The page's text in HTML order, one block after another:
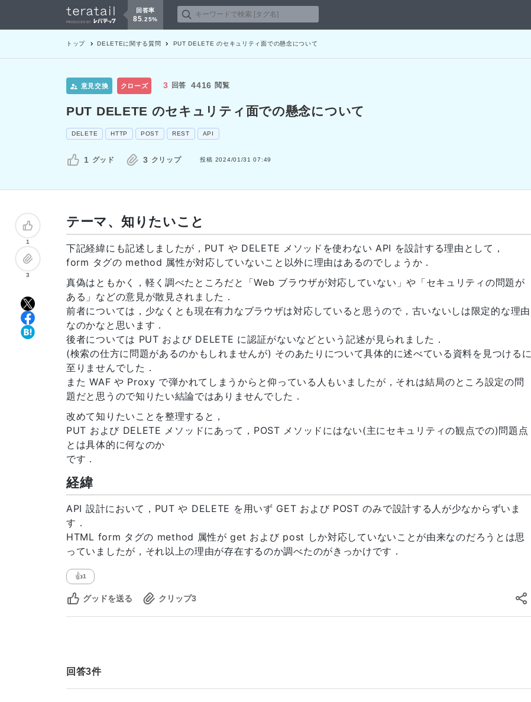
回答率
85 25%
トップ DELETEに関する質問 PUT DELETE のセキュリティ面での懸念について
意見交換 クローズ 3 回答 4416 閲覧
PUT DELETE のセキュリティ面での懸念について
DELETE HTTP POST REST API
1 グッド 3 クリップ 投稿 2024/01/31 07:49
1
3
テーマ、知りたいこと
下記経緯にも記述しましたが，PUT や DELETE メソッドを使わない API を設計する理由として，
form タグの method 属性が対応していないこと以外に理由はあるのでしょうか．
真偽はともかく，軽く調べたところだと「Web ブラウザが対応していない」や「セキュリティの問題が
ある」などの意見が散見されました．
前者については，少なくとも現在有力なブラウザは対応していると思うので，古いないしは限定的な理由
なのかなと思います．
後者については PUT および DELETE に認証がないなどという記述が見られました．
(検索の仕方に問題があるのかもしれませんが) そのあたりについて具体的に述べている資料を見つけるに
至りませんでした．
また WAF や Proxy で弾かれてしまうからと仰っている人もいましたが，それは結局のところ設定の問
題だと思うので知りたい結論ではありませんでした．
改めて知りたいことを整理すると，
PUT および DELETE メソッドにあって，POST メソッドにはない(主にセキュリティの観点での)問題点
とは具体的に何なのか
です．
経緯
API 設計において，PUT や DELETE を用いず GET および POST のみで設計する人が少なからずいま
す．
HTML form タグの method 属性が get および post しか対応していないことが由来なのだろうとは思
っていましたが，それ以上の理由が存在するのか調べたのがきっかけです．
👍1
グッドを送る クリップ3
回答3件